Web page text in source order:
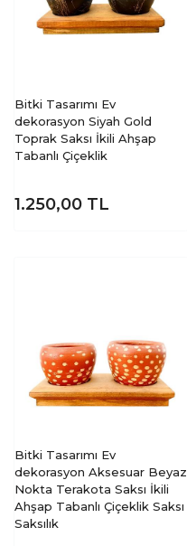
Bitki Tasarımı Ev
dekorasyon Siyah Gold
Toprak Saksı İkili Ahşap
Tabanlı Çiçeklik
1.250,00 TL
Bitki Tasarımı Ev
dekorasyon Aksesuar Beyaz
Nokta Terakota Saksı İkili
Ahşap Tabanlı Çiçeklik Saksı
Saksılık